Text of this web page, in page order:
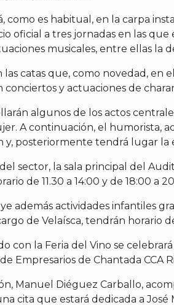
como es habitual, en la carpa
oficial a tres jornadas en las
musicales, entre ellas la
las catas que, como novedad, en
y actuaciones de
algunos de los actos
A continuación, el humorista,
y, posteriormente tendrá lugar la
sector, la sala principal del
de 11.30 a 14:00 y de 18:00 a
además actividades infantiles
de Velaísca, tendrán horario
con la Feria del Vino se
Empresarios de Chantada
Manuel Diéguez Carballo,
cita que estará dedicada a